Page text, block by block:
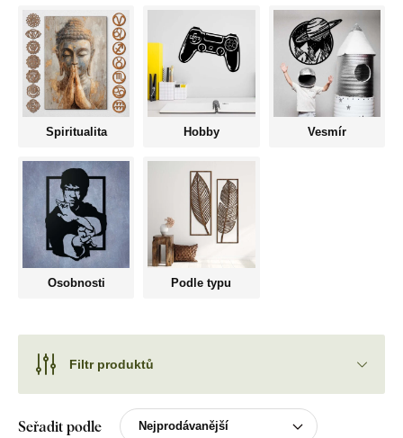
Spiritualita Hobby Vesmír
Osobnosti Podle typu
Filtr produktů
Seřadit podle